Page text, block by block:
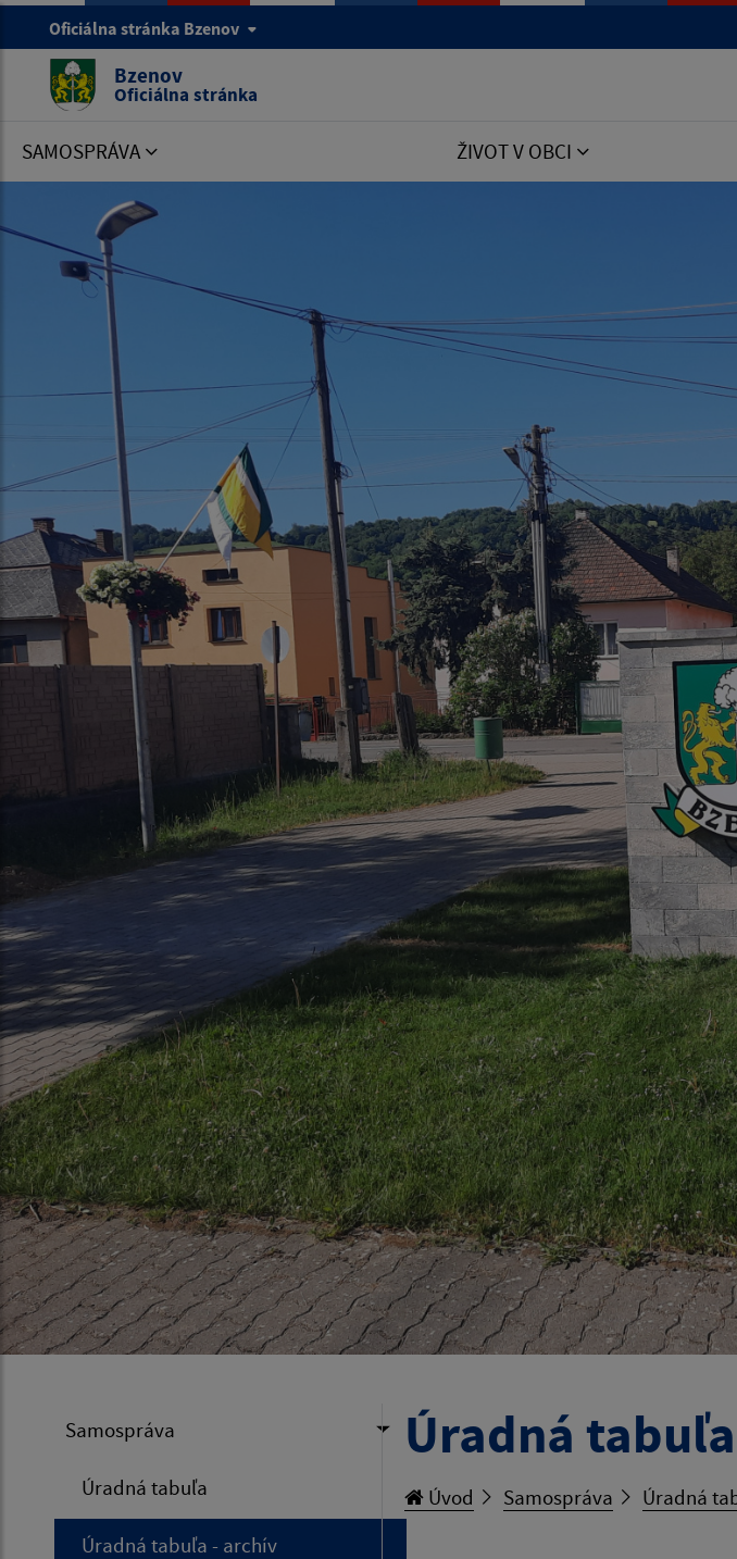
Oficiálna stránka Bzenov
Bzenov
Oficiálna stránka
SAMOSPRÁVA ŽIVOT V OBCI
Samospráva
Úradná tabuľa
Úradná tabuľa - archív
Úradná
Úvod Samospráva Úradná